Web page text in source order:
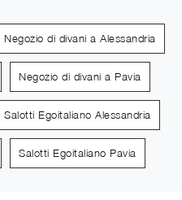
Negozio di divani a Alessandria
Negozio di divani a Pavia
Salotti Egoitaliano Alessandria
Salotti Egoitaliano Pavia